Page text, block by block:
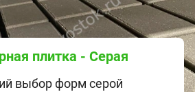
плитка - Серая
выбор форм серой